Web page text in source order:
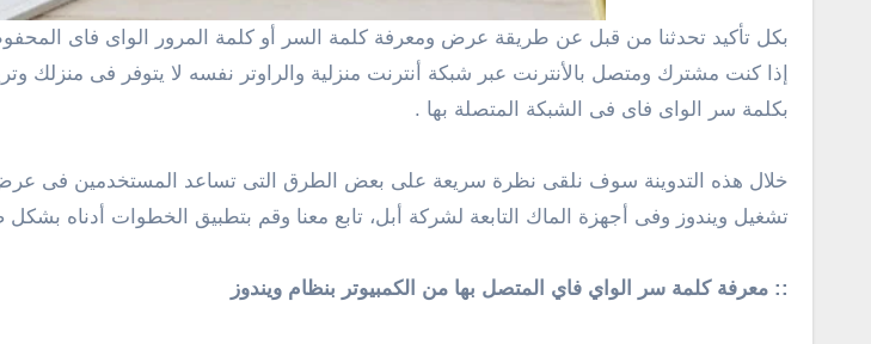
بكل تأكيد تحدثنا من قبل عن طريقة عرض ومعرفة كلمة السر أو كلمة المرور الواى فاى المحفوظة والمتصل بها من الكمبيوتر بنظام ويندوز، وهذه الطريقة مهمة للغاية تحديداً
إذا كنت مشترك ومتصل بالأنترنت عبر شبكة أنترنت منزلية والراوتر نفسه لا يتوفر فى
بكلمة سر الواى فاى فى الشبكة المتصلة بها .
خلال هذه التدوينة سوف نلقى نظرة سريعة على بعض الطرق التى تساعد المستخدمين فى
تشغيل ويندوز وفى أجهزة الماك التابعة لشركة أبل، تابع معنا وقم بتطبيق الخطوات
:: معرفة كلمة سر الواي فاي المتصل بها من الكمبيوتر بنظام ويندوز